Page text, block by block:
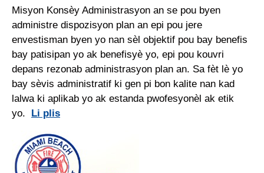
Misyon Konsèy Administrasyon an se pou byen
administre dispozisyon plan an epi pou jere
envestisman byen yo nan sèl objektif pou bay benefis
bay patisipan yo ak benefisyè yo, epi pou kouvri
depans rezonab administrasyon plan an. Sa fèt lè yo
bay sèvis administratif ki gen pi bon kalite nan kad
lalwa ki aplikab yo ak estanda pwofesyonèl ak etik
yo. Li plis